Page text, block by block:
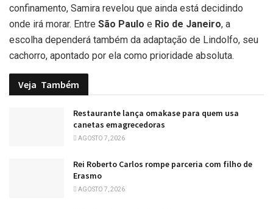
confinamento, Samira revelou que ainda está decidindo
onde irá morar. Entre São Paulo e Rio de Janeiro, a
escolha dependerá também da adaptação de Lindolfo, seu
cachorro, apontado por ela como prioridade absoluta.
Veja Também
Restaurante lança omakase para quem usa
canetas emagrecedoras
AGOSTO 7, 2026
Rei Roberto Carlos rompe parceria com filho de
Erasmo
AGOSTO 7, 2026